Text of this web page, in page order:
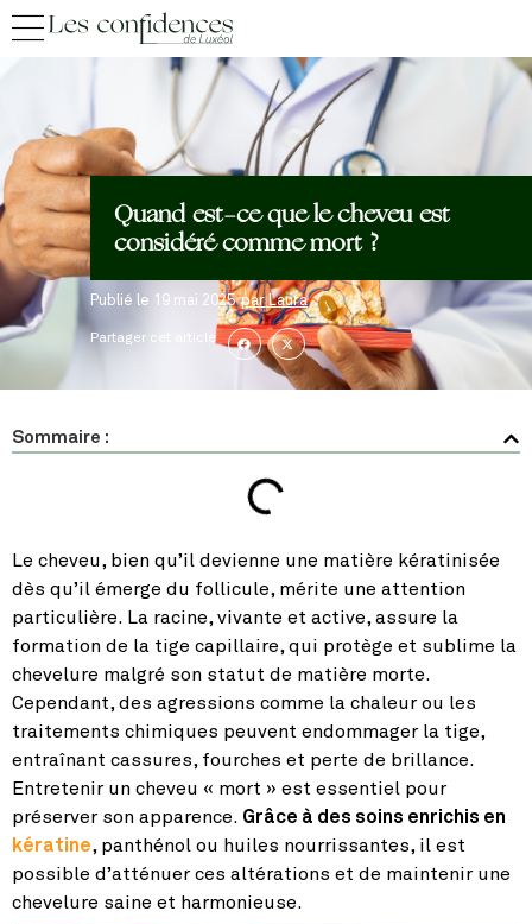
Quand est-ce que le cheveu est
considéré comme mort ?
Publié le 19 mai 2025 parLaura
Partager cet article
Sommaire :
Le cheveu, bien qu’il devienne une matière kératinisée
dès qu’il émerge du follicule, mérite une attention
particulière. La racine, vivante et active, assure la
formation de la tige capillaire, qui protège et sublime la
chevelure malgré son statut de matière morte.
Cependant, des agressions comme la chaleur ou les
traitements chimiques peuvent endommager la tige,
entraînant cassures, fourches et perte de brillance.
Entretenir un cheveu « mort » est essentiel pour
préserver son apparence. Grâce à des soins enrichis en
kératine, panthénol ou huiles nourrissantes, il est
possible d’atténuer ces altérations et de maintenir une
chevelure saine et harmonieuse.